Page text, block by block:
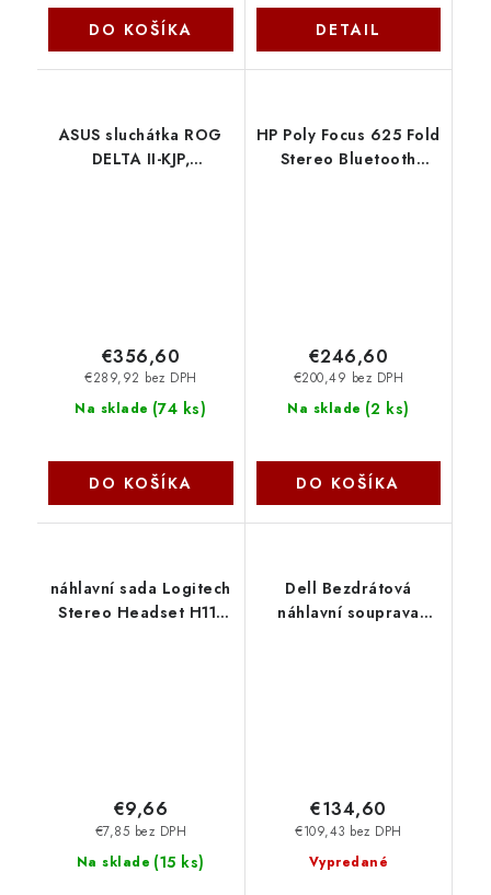
DO KOŠÍKA DETAIL
ASUS sluchátka ROG
DELTA II-KJP,
Na sklade (74 ks)
€289,92 bez DPH
€356,60
DO KOŠÍKA
HP Poly Focus 625 Fold
Stereo Bluetooth
Na sklade (2 ks)
€200,49 bez DPH
€246,60
DO KOŠÍKA
náhlavní sada Logitech
Stereo Headset H111
Na sklade (15 ks)
€7,85 bez DPH
€9,66
Dell Bezdrátová
náhlavní souprava
Vypredané
€109,43 bez DPH
€134,60